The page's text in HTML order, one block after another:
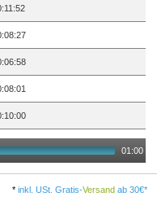
01:00
*inkl. USt. Gratis-Versand ab 30€*